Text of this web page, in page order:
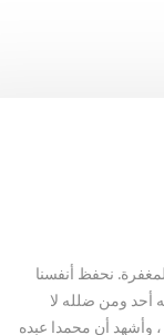
نحفظ أنفسنا
أحد ومن ضلله لا
، وأشهد أن محمدا عبده